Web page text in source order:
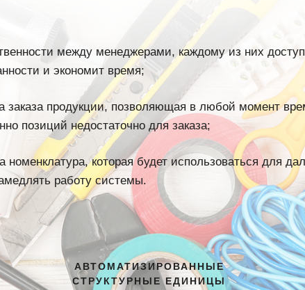
между менеджерами, каждому из них
и экономит время;
заказа продукции, позволяющая в любой момент
позиций недостаточно для заказа;
номенклатура, которая будет использоваться для
работу системы.
АВТОМАТИЗИРОВАННЫЕ
СТРУКТУРНЫЕ ЕДИНИЦЫ